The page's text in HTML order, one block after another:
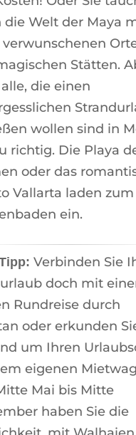
die Welt der Maya
Stätten.
die einen
wollen sind in
richtig. Die Playa
oder das
Vallarta laden zum
ein.
Verbinden Sie
doch mit
Rundreise durch
oder erkunden
um Ihren
eigenen
Mai bis Mitte
haben Sie die